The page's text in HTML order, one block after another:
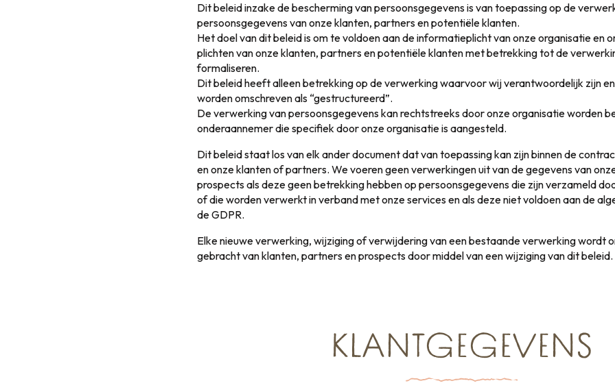
Dit beleid inzake de bescherming van persoonsgegevens is van toepassing op de
persoonsgegevens van onze klanten, partners en potentiële klanten.
Het doel van dit beleid is om te voldoen aan de informatieplicht van onze organisatie en
plichten van onze klanten, partners en potentiële klanten met betrekking tot de
formaliseren.
Dit beleid heeft alleen betrekking op de verwerking waarvoor wij verantwoordelijk zijn
worden omschreven als “gestructureerd”.
De verwerking van persoonsgegevens kan rechtstreeks door onze organisatie worden
onderaannemer die specifiek door onze organisatie is aangesteld.
Dit beleid staat los van elk ander document dat van toepassing kan zijn binnen de
en onze klanten of partners. We voeren geen verwerkingen uit van de gegevens van
prospects als deze geen betrekking hebben op persoonsgegevens die zijn verzameld
of die worden verwerkt in verband met onze services en als deze niet voldoen aan de
de GDPR.
Elke nieuwe verwerking, wijziging of verwijdering van een bestaande verwerking wordt
gebracht van klanten, partners en prospects door middel van een wijziging van dit beleid.
KLANTGEGEVENS